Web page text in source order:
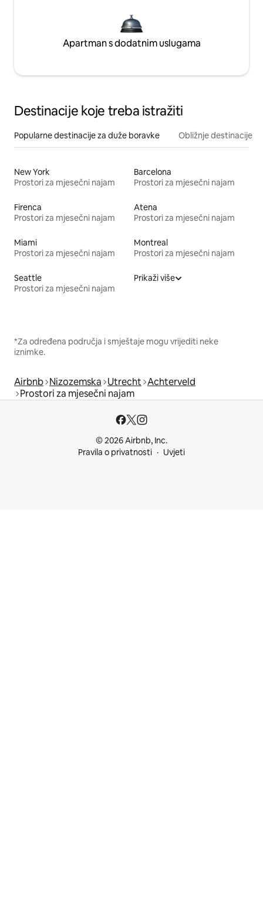
Apartman s dodatnim uslugama
Destinacije koje treba istražiti
Popularne destinacije za duže boravke Obližnje destinacije
New York
Prostori za mjesečni najam
Barcelona
Prostori za mjesečni najam
Firenca
Prostori za mjesečni najam
Atena
Prostori za mjesečni najam
Miami
Prostori za mjesečni najam
Montreal
Prostori za mjesečni najam
Seattle
Prostori za mjesečni najam
Prikaži više
*Za određena područja i smještaje mogu vrijediti neke
iznimke.
Airbnb Nizozemska Utrecht Achterveld
Prostori za mjesečni najam
© 2026 Airbnb, Inc.
Pravila o privatnosti
Uvjeti